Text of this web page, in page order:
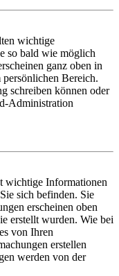
wichtige
so bald wie möglich
ganz oben in
Bereich.
schreiben können oder
Administration
wichtige Informationen
sich befinden. Sie
erscheinen oben
erstellt wurden. Wie bei
von Ihren
erstellen
werden von der